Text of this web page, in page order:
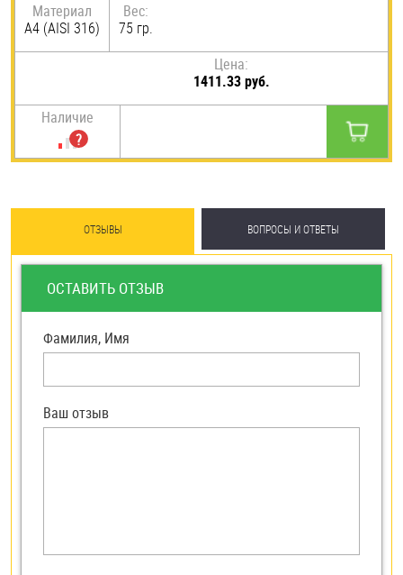
Материал
A4 (AISI 316)
Вес:
75 гр.
Цена:
1411.33 руб.
Наличие
ОТЗЫВЫ ВОПРОСЫ И ОТВЕТЫ
ОСТАВИТЬ ОТЗЫВ
Фамилия, Имя
Ваш отзыв